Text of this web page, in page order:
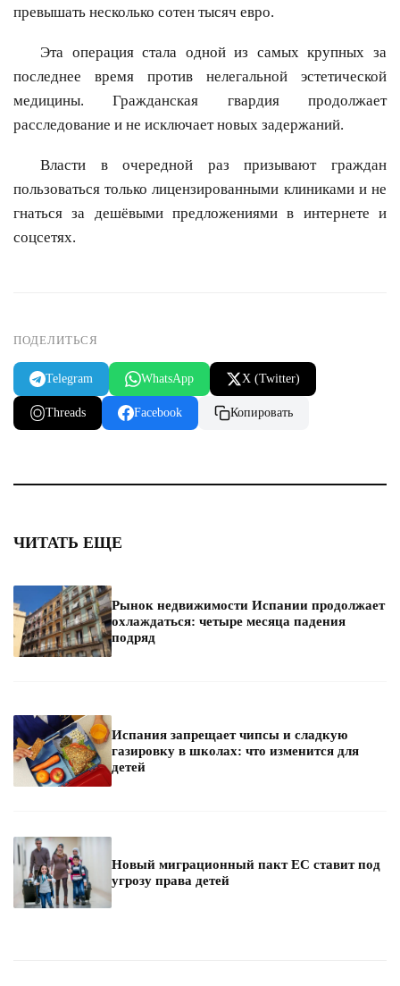
превышать несколько сотен тысяч евро.
Эта операция стала одной из самых крупных за
последнее время против нелегальной эстетической
медицины. Гражданская гвардия продолжает
расследование и не исключает новых задержаний.
Власти в очередной раз призывают граждан
пользоваться только лицензированными клиниками и не
гнаться за дешёвыми предложениями в интернете и
соцсетях.
ПОДЕЛИТЬСЯ
Telegram WhatsApp X (Twitter)
Threads Facebook Копировать
ЧИТАТЬ ЕЩЕ
Рынок недвижимости Испании продолжает
охлаждаться: четыре месяца падения
подряд
Испания запрещает чипсы и сладкую
газировку в школах: что изменится для
детей
Новый миграционный пакт ЕС ставит под
угрозу права детей